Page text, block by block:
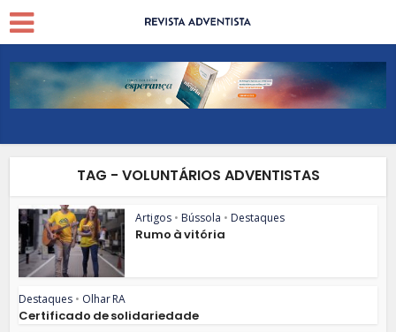
TAG - VOLUNTÁRIOS ADVENTISTAS
Artigos • Bússola • Destaques
Rumo à vitória
Destaques • Olhar RA
Certificado de solidariedade